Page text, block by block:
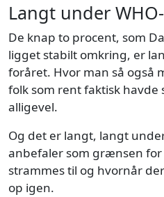
Langt under
De knap to procent, som
ligget stabilt omkring, er
foråret. Hvor man så også
folk som rent faktisk havde
alligevel.
Og det er langt, langt
anbefaler som grænsen
strammes til og hvornår
op igen.